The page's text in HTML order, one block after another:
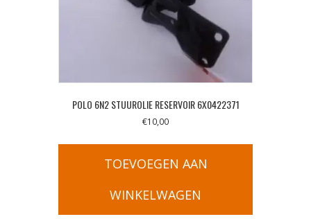
POLO 6N2 STUUROLIE RESERVOIR 6X0422371
€10,00
TOEVOEGEN AAN
WINKELWAGEN